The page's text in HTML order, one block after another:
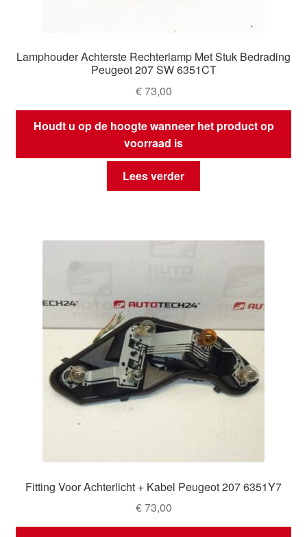
Lamphouder Achterste Rechterlamp Met Stuk Bedrading
Peugeot 207 SW 6351CT
€73,00
Houdt u op de hoogte wanneer het product op
voorraad is
Lees verder
Fitting Voor Achterlicht + Kabel Peugeot 207 6351Y7
€73,00